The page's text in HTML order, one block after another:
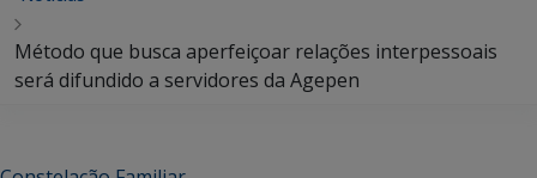
Método que busca aperfeiçoar relações interpessoais
será difundido a servidores da Agepen